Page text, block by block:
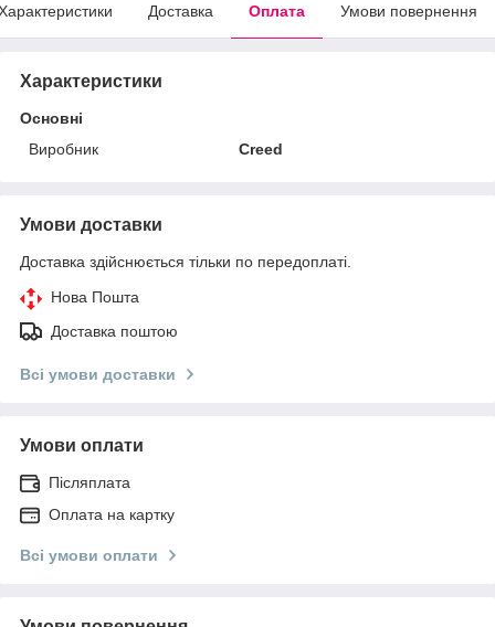
Доставка Оплата Умови повернення
Характеристики
Основні
Виробник
Creed
Умови доставки
Доставка здійснюється тільки по передоплаті.
Нова Пошта
Доставка поштою
Всі умови доставки
Умови оплати
Післяплата
Оплата на картку
Всі умови оплати